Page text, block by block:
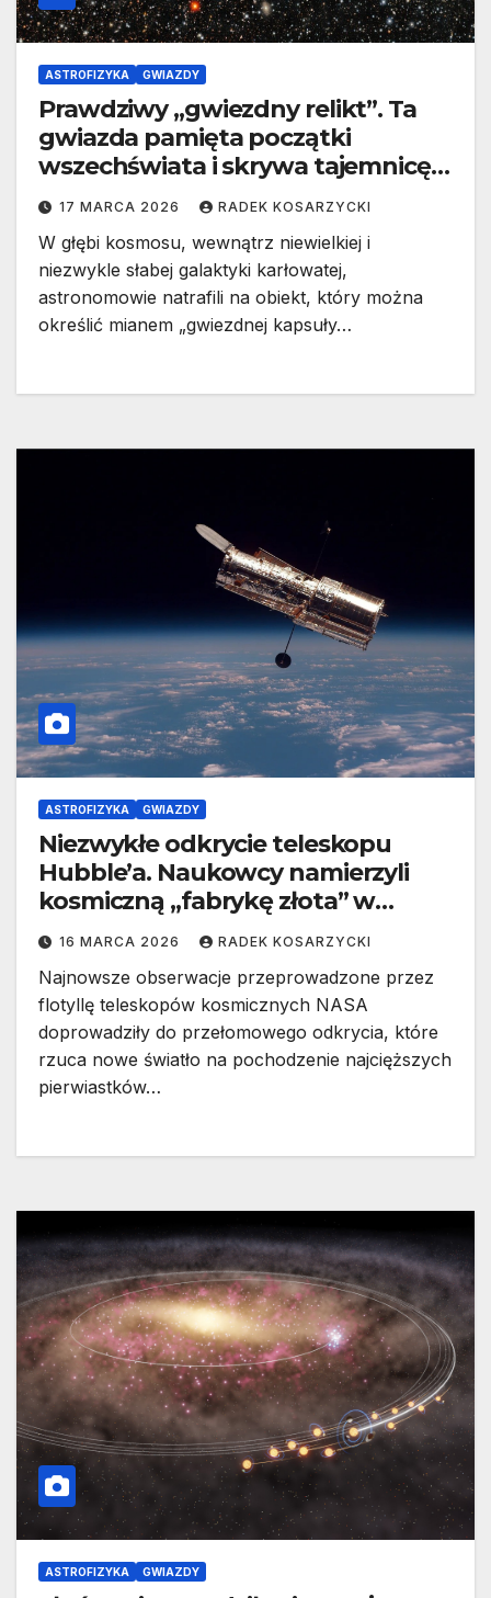
ASTROFIZYKA GWIAZDY
Prawdziwy „gwiezdny relikt”. Ta
gwiazda pamięta początki
wszechświata i skrywa tajemnicę
pierwszej generacji słońc
17 MARCA 2026 RADEK KOSARZYCKI
W głębi kosmosu, wewnątrz niewielkiej i
niezwykle słabej galaktyki karłowatej,
astronomowie natrafili na obiekt, który można
określić mianem „gwiezdnej kapsuły…
ASTROFIZYKA GWIAZDY
Niezwykłe odkrycie teleskopu
Hubble’a. Naukowcy namierzyli
kosmiczną „fabrykę złota” w
miejscu, w którym nie powinno jej
być
16 MARCA 2026 RADEK KOSARZYCKI
Najnowsze obserwacje przeprowadzone przez
flotyllę teleskopów kosmicznych NASA
doprowadziły do przełomowego odkrycia, które
rzuca nowe światło na pochodzenie najcięższych
pierwiastków…
ASTROFIZYKA GWIAZDY